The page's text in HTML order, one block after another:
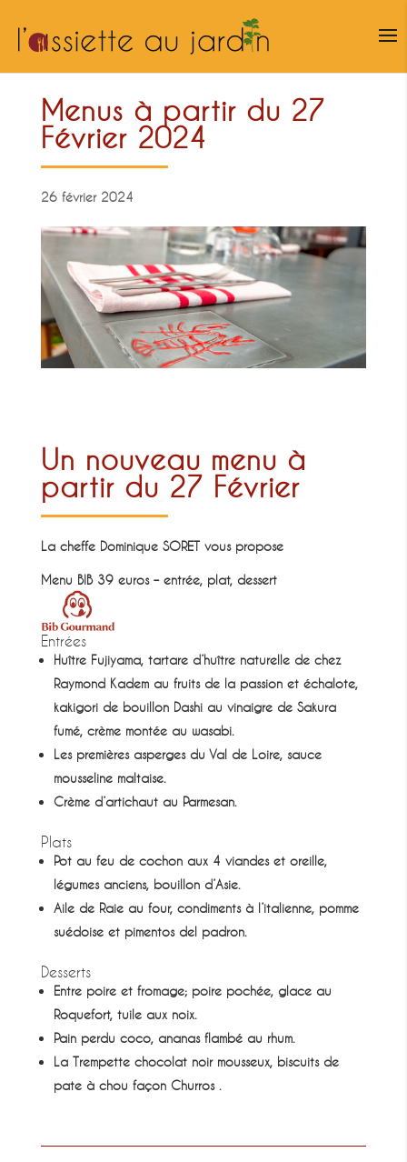
Menus à partir du 27
Février 2024
26 février 2024
Un nouveau menu à
partir du 27 Février
La cheffe Dominique SORET vous propose
Menu BIB 39 euros – entrée, plat, dessert
Entrées
Huître Fujiyama, tartare d’huître naturelle de chez
Raymond Kadem au fruits de la passion et échalote,
kakigori de bouillon Dashi au vinaigre de Sakura
fumé, crème montée au wasabi.
Les premières asperges du Val de Loire, sauce
mousseline maltaise.
Crème d’artichaut au Parmesan.
Plats
Pot au feu de cochon aux 4 viandes et oreille,
légumes anciens, bouillon d’Asie.
Aile de Raie au four, condiments à l’italienne, pomme
suédoise et pimentos del padron.
Desserts
Entre poire et fromage; poire pochée, glace au
Roquefort, tuile aux noix.
Pain perdu coco, ananas flambé au rhum.
La Trempette chocolat noir mousseux, biscuits de
pate à chou façon Churros .